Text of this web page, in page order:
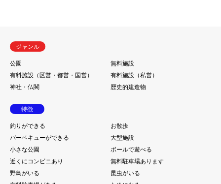
ジャンル
公園
無料施設
有料施設（区営・都営・国営）
有料施設（私営）
神社・仏閣
歴史的建造物
特徴
釣りができる
お散歩
バーベキューができる
大型施設
小さな公園
ボールで遊べる
近くにコンビニあり
無料駐車場あります
野鳥がいる
昆虫がいる